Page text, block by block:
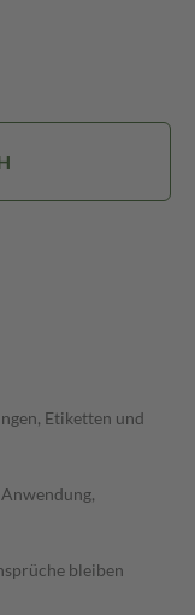
Etiketten und
bleiben